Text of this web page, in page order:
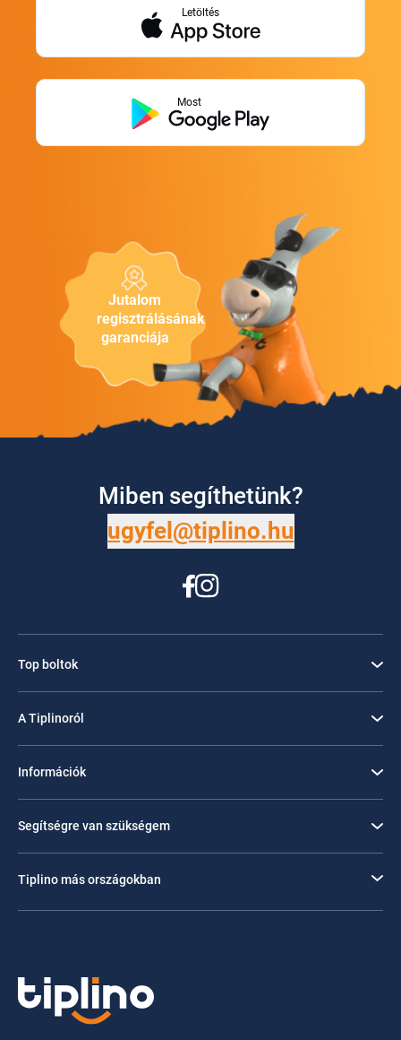
Jutalom
regisztrálásának
garanciája
Letöltés
Most
Miben segíthetünk?
ugyfel@tiplino.hu
Top boltok
A Tiplinoról
Információk
Segítségre van szükségem
Tiplino más országokban